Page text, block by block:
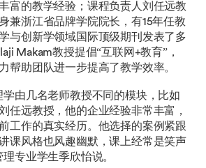
富的教学经验；课程负责人刘任远教
兼浙江省品牌学院院长，有15年任教
与创新学领域国际顶级期刊发表了多
Makam教授提倡“互联网+教育”，
帮助团队进一步提高了教学效率。
学由几名老师教授不同的模块，比如
任远教授，他的企业经验非常丰富，
工作的真实经历。他选择的案例紧跟
课风格也风趣幽默，课上经常是笑声
专业学生季欣怡说。